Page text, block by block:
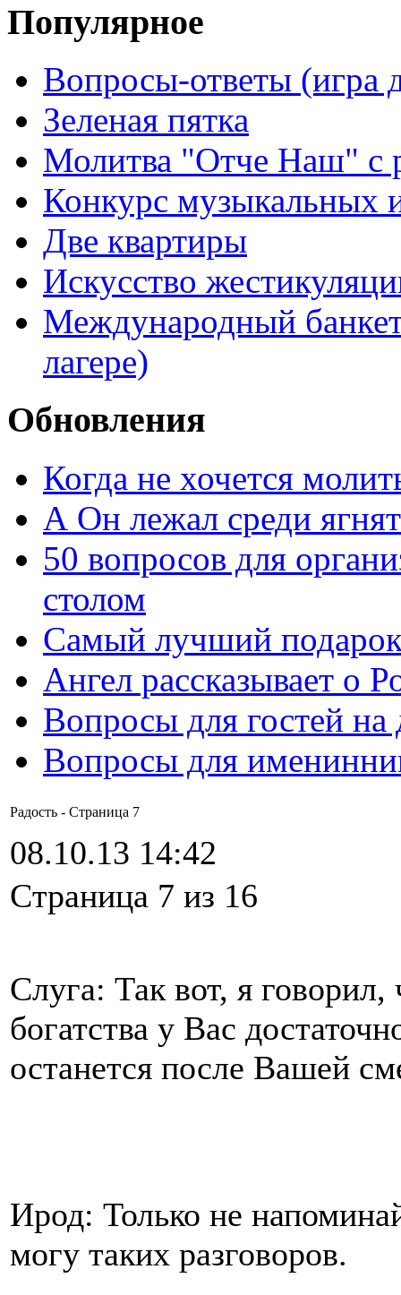
Популярное
Вопросы-ответы (игра
Зеленая пятка
Молитва "Отче Наш" с
Конкурс музыкальных
Две квартиры
Искусство
Международный
лагере)
Обновления
Когда не хочется
А Он лежал среди ягнят
50 вопросов для
столом
Самый лучший
Ангел рассказывает о
Вопросы для гостей
Вопросы для
Радость - Cтраница 7
08.10.13 14:42
Cтраница 7 из 16
Слуга: Так вот, я говорил,
богатства у Вас
останется после Вашей
Ирод: Только не
могу таких разговоров.